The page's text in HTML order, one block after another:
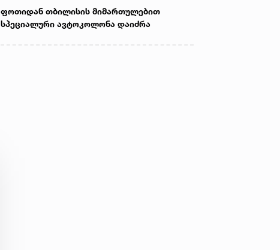
ფოთიდან თბილისის მიმართულებით
სპეციალური ავტოკოლონა დაიძრა